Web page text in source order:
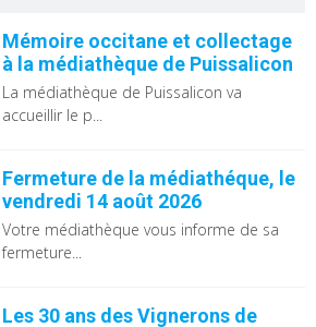
Mémoire occitane et collectage
à la médiathèque de Puissalicon
La médiathèque de Puissalicon va
accueillir le p...
Fermeture de la médiathéque, le
vendredi 14 août 2026
Votre médiathèque vous informe de sa
fermeture...
Les 30 ans des Vignerons de